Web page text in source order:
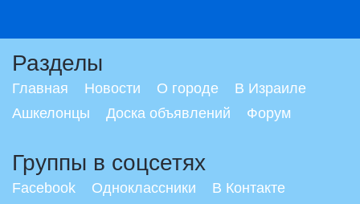
Разделы
Главная Новости О городе
В Израиле
Ашкелонцы
Доска объявлений Форум
Группы в соцсетях
Facebook Одноклассники
В Контакте